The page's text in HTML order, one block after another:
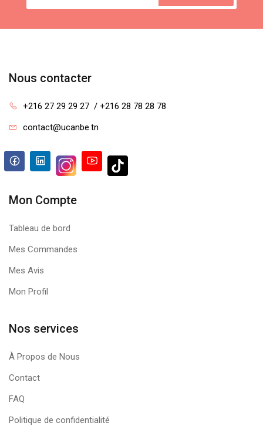
Nous contacter
+216 27 29 29 27  / +216 28 78 28 78
contact@ucanbe.tn
Mon Compte
Tableau de bord
Mes Commandes
Mes Avis
Mon Profil
Nos services
À Propos de Nous
Contact
FAQ
Politique de confidentialité